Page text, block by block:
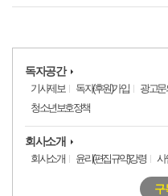
독자공간
기사제보 독자(후원)가입 광고문
청소년보호정책
회사소개
회사소개 윤리(편집규약)강령 사
구